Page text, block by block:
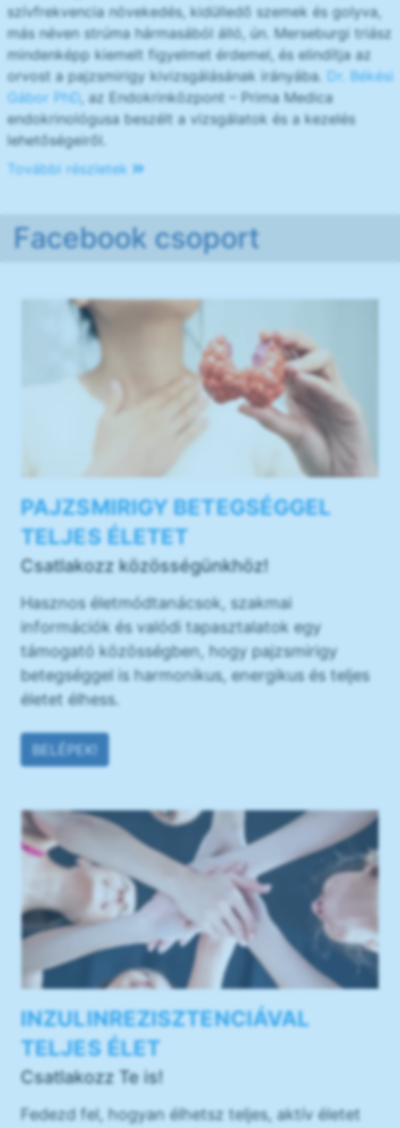
szívfrekvencia növekedés, kidülledő szemek és golyva,
más néven strúma hármasából álló, ún. Merseburgi triász
mindenképp kiemelt figyelmet érdemel, és elindítja az
orvost a pajzsmirigy kivizsgálásának irányába. Dr. Békési
Gábor PhD, az Endokrinközpont – Prima Medica
endokrinológusa beszélt a vizsgálatok és a kezelés
lehetőségeiről.
További részletek
Facebook csoport
PAJZSMIRIGY BETEGSÉGGEL
TELJES ÉLETET
Csatlakozz közösségünkhöz!
Hasznos életmódtanácsok, szakmai
információk és valódi tapasztalatok egy
támogató közösségben, hogy pajzsmirigy
betegséggel is harmonikus, energikus és teljes
életet élhess.
BELÉPEK!
INZULINREZISZTENCIÁVAL
TELJES ÉLET
Csatlakozz Te is!
Fedezd fel, hogyan élhetsz teljes, aktív életet